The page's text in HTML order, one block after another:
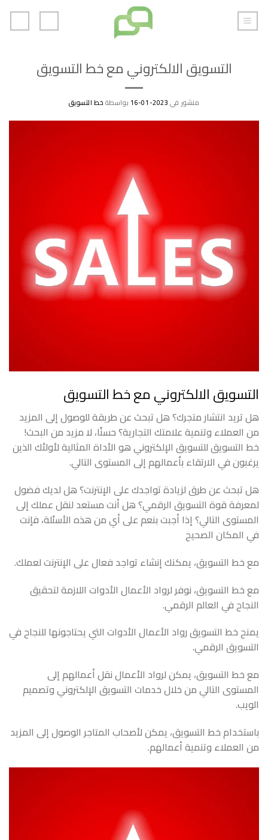
تخطي
للمحتوى
التسويق الالكتروني مع خط التسويق
منشور في2023-01-16 بواسطةخط التسويق
التسويق الالكتروني مع خط التسويق
هل تريد انتشار متجرك؟ هل تبحث عن طريقة للوصول إلى المزيد
من العملاء وتنمية علامتك التجارية؟ حسنًا، لا مزيد من البحث!
خط التسويق للتسويق الإلكتروني هو الأداة المثالية لأولئك الذين
يرغبون في الارتقاء بأعمالهم إلى المستوى التالي.
هل تبحث عن طرق لزيادة تواجدك على الإنترنت؟ هل لديك فضول
لمعرفة قوة التسويق الرقمي؟ هل أنت مستعد لنقل عملك إلى
المستوى التالي؟ إذا أجبت بنعم على أي من هذه الأسئلة، فإنت
في المكان الصحيح
مع خط التسويق، يمكنك إنشاء تواجد فعال على الإنترنت لعملك.
مع خط التسويق، نوفر لرواد الأعمال الأدوات اللازمة لتحقيق
النجاح في العالم الرقمي.
يمنح خط التسويق رواد الأعمال الأدوات التي يحتاجونها للنجاح في
التسويق الرقمي.
مع خط التسويق، يمكن لرواد الأعمال نقل أعمالهم إلى
المستوى التالي من خلال خدمات التسويق الإلكتروني وتصميم
الويب.
باستخدام خط التسويق، يمكن لأصحاب المتاجر الوصول إلى المزيد
من العملاء وتنمية أعمالهم.